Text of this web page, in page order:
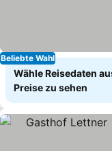
Beliebte Wahl
Wähle Reisedaten
Preise zu sehen